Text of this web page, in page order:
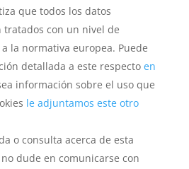
que todos los datos
con un nivel de
la normativa europea. Puede
detallada a este respecto en
información sobre el uso que
le adjuntamos este otro
o consulta acerca de esta
dude en comunicarse con